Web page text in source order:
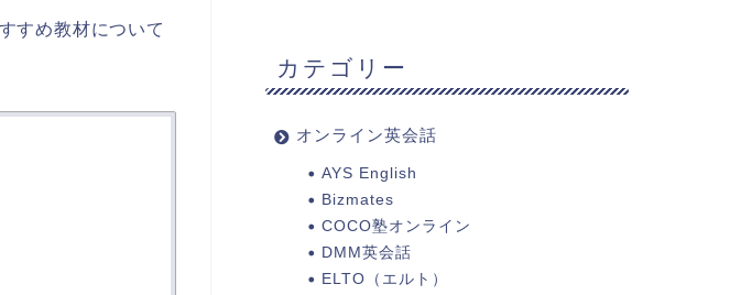
すめ教材について
カテゴリー
オンライン英会話
AYS English
Bizmates
COCO塾オンライン
DMM英会話
ELTO（エルト）